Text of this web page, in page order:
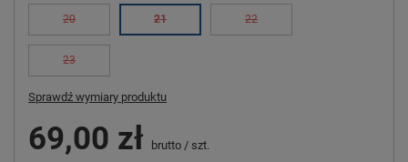
20 21 22
23
Sprawdź wymiary produktu
69,00 zł brutto / szt.